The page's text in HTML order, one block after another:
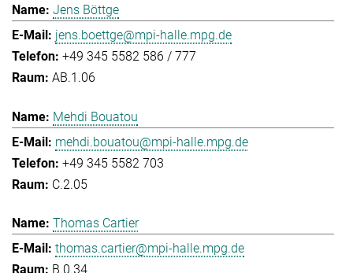
Jens Böttge
jens.boettge@mpi-halle.mpg.de
+49 345 5582 586 / 777
AB.1.06
Mehdi Bouatou
mehdi.bouatou@mpi-halle.mpg.de
+49 345 5582 703
C.2.05
Thomas Cartier
thomas.cartier@mpi-halle.mpg.de
B.0.34